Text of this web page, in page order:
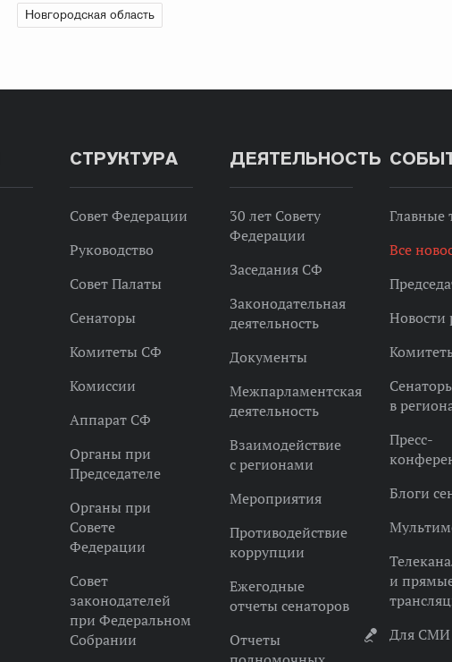
Новгородская область
СТРУКТУРА
Совет Федерации
Руководство
Совет Палаты
Сенаторы
Комитеты СФ
Комиссии
Аппарат СФ
Органы при
Председателе
Органы при
Совете
Федерации
Совет
законодателей
при Федеральном
Собрании
ДЕЯТЕЛЬНОСТЬ
30 лет Совету
Федерации
Заседания СФ
Законодательная
деятельность
Документы
Межпарламентская
деятельность
Взаимодействие
с регионами
Мероприятия
Противодействие
коррупции
Ежегодные
отчеты сенаторов
Отчеты
Главные
Все
Новости
в
Пресс-
Блоги
и
Для СМИ